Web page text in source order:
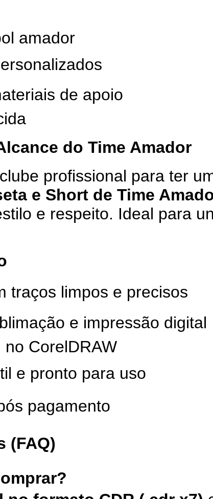
amador
de apoio
do Time Amador
profissional para ter
e Short de Time
e respeito. Ideal para
limpos e precisos
e impressão digital
CorelDRAW
e pronto para uso
pagamento
(FAQ)